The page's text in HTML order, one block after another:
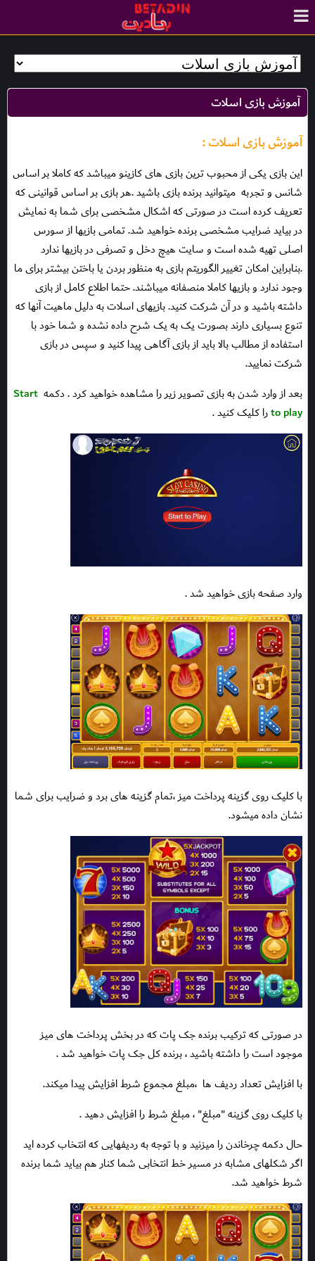
آموزش بازی اسلات
آموزش بازی اسلات :
این بازی یکی از محبوب ترین بازی های کازینو میباشد که کاملا بر اساس
شانس و تجربه میتوانید برنده بازی باشید .هر بازی بر اساس قوانینی که
تعریف کرده است در صورتی که اشکال مشخصی برای شما به نمایش
در بیاید ضرایب مشخصی برنده خواهید شد. تمامی بازیها از سورس
اصلی تهیه شده است و سایت هیچ دخل و تصرفی در بازیها ندارد
.بنابراین امکان تغییر الگوریتم بازی به منظور بردن یا باختن بیشتر برای ما
وجود ندارد و بازیها کاملا منصفانه میباشند. حتما اطلاع کامل از بازی
داشته باشید و در آن شرکت کنید. بازیهای اسلات به دلیل ماهیت آنها که
تنوع بسیاری دارند بصورت یک به یک شرح داده نشده و شما خود با
استفاده از مطالب بالا باید از بازی آگاهی پیدا کنید و سپس در بازی
شرکت نمایید.
بعد از وارد شدن به بازی تصویر زیر را مشاهده خواهید کرد . دکمه Start
to playرا کلیک کنید .
وارد صفحه بازی خواهید شد .
با کلیک روی گزینه پرداخت میز ،تمام گزینه های برد و ضرایب برای شما
نشان داده میشود.
در صورتی که ترکیب برنده جک پات که در بخش پرداخت های میز
موجود است را داشته باشید ، برنده کل جک پات خواهید شد .
با افزایش تعداد ردیف ها ،مبلغ مجموع شرط افزایش پیدا میکند.
با کلیک روی گزینه "مبلغ" ، مبلغ شرط را افزایش دهید .
حال دکمه چرخاندن را میزنید و با توجه به ردیفهایی که انتخاب کرده اید
اگر شکلهای مشابه در مسیر خط انتخابی شما کنار هم بیاید شما برنده
شرط خواهید شد.